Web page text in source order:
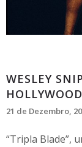
WESLEY
HOLLYWOOD
21 de Dezembro,
“Tripla Blade”,